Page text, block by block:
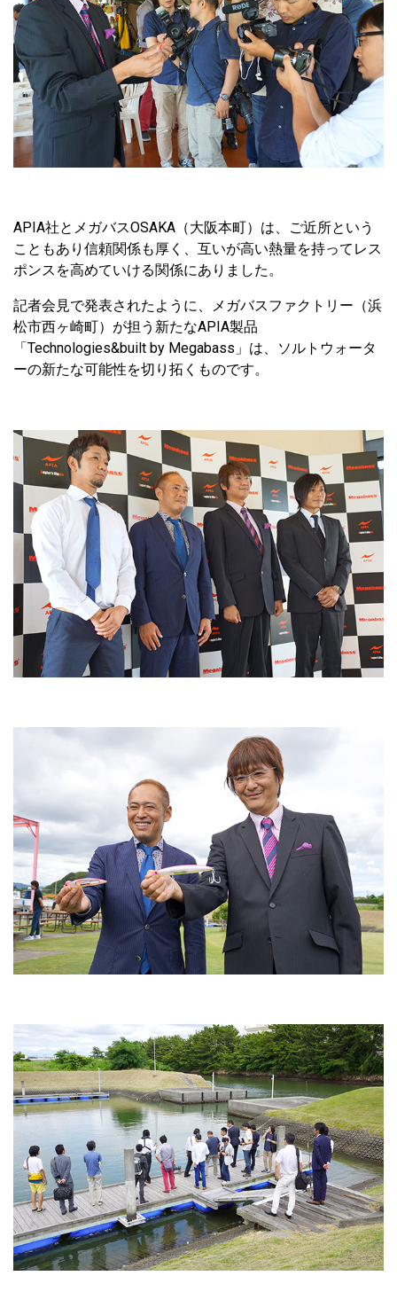
APIA社とメガバスOSAKA（大阪本町）は、ご近所という
こともあり信頼関係も厚く、互いが高い熱量を持ってレス
ポンスを高めていける関係にありました。
記者会見で発表されたように、メガバスファクトリー（浜
松市西ヶ崎町）が担う新たなAPIA製品
「Technologies&built by Megabass」は、ソルトウォータ
ーの新たな可能性を切り拓くものです。